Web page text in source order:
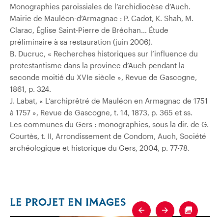
Monographies paroissiales de l’archidiocèse d’Auch.
Mairie de Mauléon-d’Armagnac : P. Cadot, K. Shah, M.
Clarac, Église Saint-Pierre de Bréchan… Étude
préliminaire à sa restauration (juin 2006).
B. Ducruc, « Recherches historiques sur l’influence du
protestantisme dans la province d’Auch pendant la
seconde moitié du XVIe siècle », Revue de Gascogne,
1861, p. 324.
J. Labat, « L’archiprêtré de Mauléon en Armagnac de 1751
à 1757 », Revue de Gascogne, t. 14, 1873, p. 365 et ss.
Les communes du Gers : monographies, sous la dir. de G.
Courtès, t. II, Arrondissement de Condom, Auch, Société
archéologique et historique du Gers, 2004, p. 77-78.
LE PROJET EN IMAGES
Previous
Next